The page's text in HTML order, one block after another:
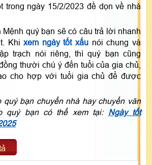
trong ngày 15/2/2023 đề dọn về nhà
quý bạn sẽ có câu trả lời nhanh
Khixem ngày tốt xấu nói chung và
trạch nói riêng, thì quý bạn cũng
thười chú ý đến tuổi của gia chủ,
cho hợp với tuổi gia chủ để được
quý bạn chuyển nhà hay chuyển văn
quý bạn có thể xem tại: Ngày tốt